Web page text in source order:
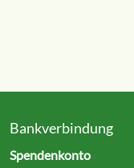
Bankverbindung
Spendenkonto